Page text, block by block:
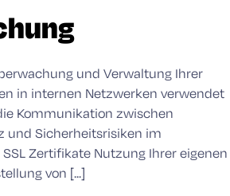
und Verwaltung Ihrer
in internen Netzwerken verwendet
Kommunikation zwischen
und Sicherheitsrisiken im
Zertifikate Nutzung Ihrer eigenen
von [...]